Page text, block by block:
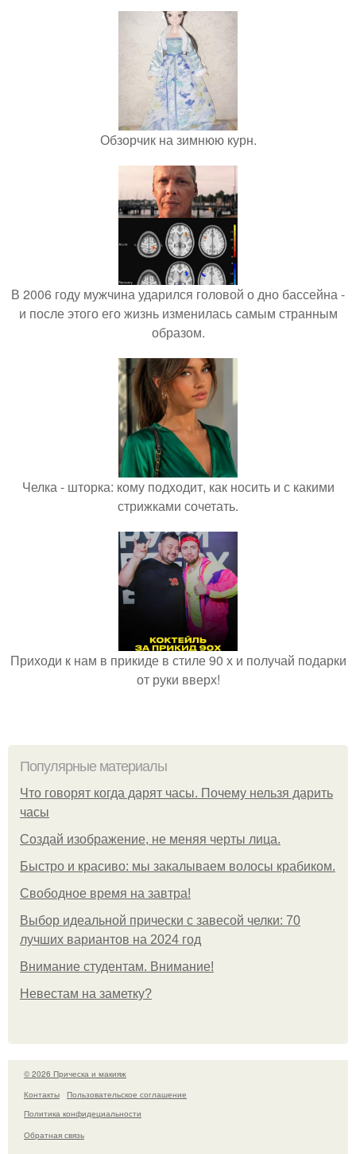
Обзорчик на зимнюю курн.
В 2006 году мужчина ударился головой о дно бассейна -
и после этого его жизнь изменилась самым странным
образом.
Челка - шторка: кому подходит, как носить и с какими
стрижками сочетать.
Приходи к нам в прикиде в стиле 90 х и получай подарки
от руки вверх!
Популярные материалы
Что говорят когда дарят часы. Почему нельзя дарить
часы
Создай изображение, не меняя черты лица.
Быстро и красиво: мы закалываем волосы крабиком.
Свободное время на завтра!
Выбор идеальной прически с завесой челки: 70
лучших вариантов на 2024 год
Внимание студентам. Внимание!
Невестам на заметку?
© 2026 Прическа и макияж
Контакты
Пользовательское соглашение
Политика конфидециальности
Обратная связь